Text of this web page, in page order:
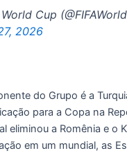
Cup
2026
do Grupo é a
para a Copa na
eliminou a Romênia e o
em um mundial, as